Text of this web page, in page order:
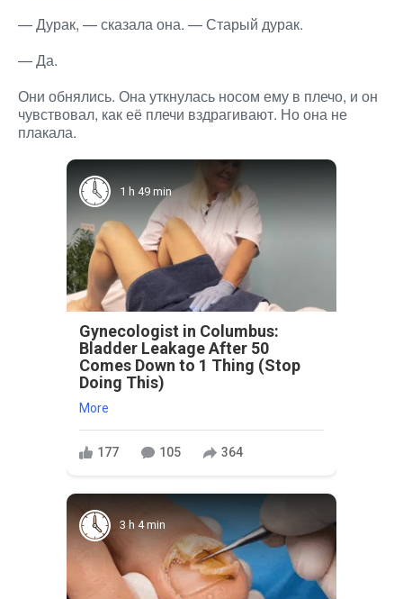
— Дурак, — сказала она. — Старый дурак.
— Да.
Они обнялись. Она уткнулась носом ему в плечо, и он
чувствовал, как её плечи вздрагивают. Но она не
плакала.
1 h 49 min
Gynecologist in Columbus:
Bladder Leakage After 50
Comes Down to 1 Thing (Stop
Doing This)
More
177 105 364
3 h 4 min